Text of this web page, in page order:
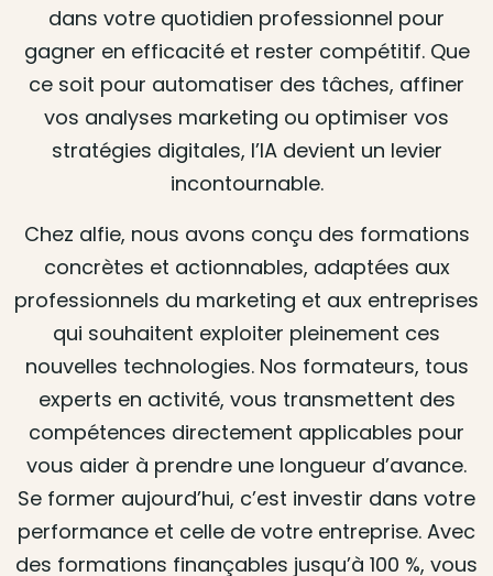
dans votre quotidien professionnel pour
gagner en efficacité et rester compétitif. Que
ce soit pour automatiser des tâches, affiner
vos analyses marketing ou optimiser vos
stratégies digitales, l’IA devient un levier
incontournable.
Chez alfie, nous avons conçu des formations
concrètes et actionnables, adaptées aux
professionnels du marketing et aux entreprises
qui souhaitent exploiter pleinement ces
nouvelles technologies. Nos formateurs, tous
experts en activité, vous transmettent des
compétences directement applicables pour
vous aider à prendre une longueur d’avance.
Se former aujourd’hui, c’est investir dans votre
performance et celle de votre entreprise. Avec
des formations finançables jusqu’à 100 %, vous